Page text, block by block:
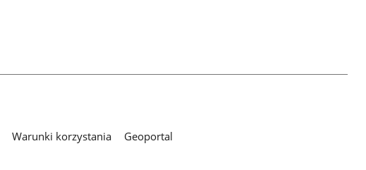
Warunki korzystania
Geoportal